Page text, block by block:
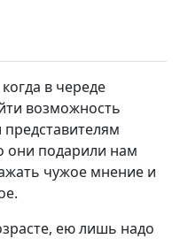
тур
в череде
возможность
представителям
они подарили нам
чужое мнение и
ею лишь надо